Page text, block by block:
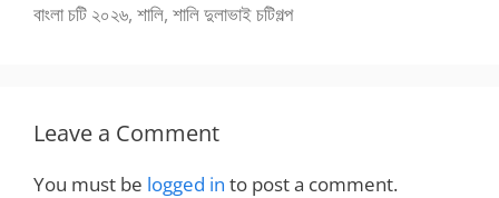
বাংলা চটি ২০২৬, শালি, শালি দুলাভাই চটিগল্প
Leave a Comment
You must be logged in to post a comment.